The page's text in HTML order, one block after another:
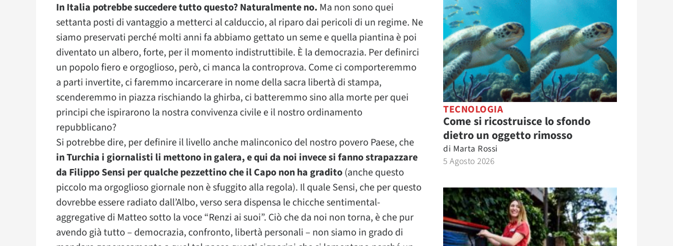
In Italia potrebbe succedere tutto questo? Naturalmente no. Ma non sono quei
settanta posti di vantaggio a metterci al calduccio, al riparo dai pericoli di un regime. Ne
siamo preservati perché molti anni fa abbiamo gettato un seme e quella piantina è poi
diventato un albero, forte, per il momento indistruttibile. È la democrazia. Per definirci
un popolo fiero e orgoglioso, però, ci manca la controprova. Come ci comporteremmo
a parti invertite, ci faremmo incarcerare in nome della sacra libertà di stampa,
scenderemmo in piazza rischiando la ghirba, ci batteremmo sino alla morte per quei
principi che ispirarono la nostra convivenza civile e il nostro ordinamento
repubblicano?
Si potrebbe dire, per definire il livello anche malinconico del nostro povero Paese, che
in Turchia i giornalisti li mettono in galera, e qui da noi invece si fanno strapazzare
da Filippo Sensi per qualche pezzettino che il Capo non ha gradito(anche questo
piccolo ma orgoglioso giornale non è sfuggito alla regola). Il quale Sensi, che per questo
dovrebbe essere radiato dall’Albo, verso sera dispensa le chicche sentimental-
aggregative di Matteo sotto la voce “Renzi ai suoi”. Ciò che da noi non torna, è che pur
avendo già tutto – democrazia, confronto, libertà personali – non siamo in grado di
TECNOLOGIA
Come si ricostruisce lo sfondo
dietro un oggetto rimosso
di Marta Rossi
5 Agosto 2026